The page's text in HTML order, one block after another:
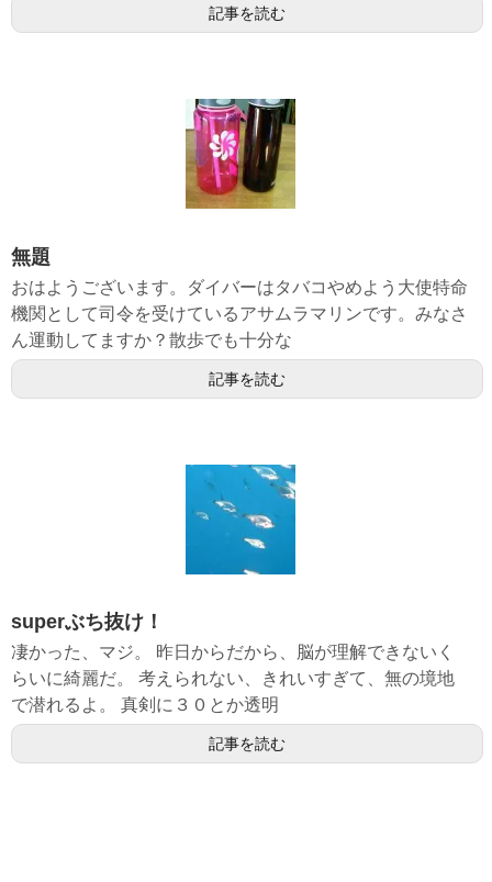
記事を読む
無題
おはようございます。ダイバーはタバコやめよう大使特命
機関として司令を受けているアサムラマリンです。みなさ
ん運動してますか？散歩でも十分な
記事を読む
superぶち抜け！
凄かった、マジ。 昨日からだから、脳が理解できないく
らいに綺麗だ。 考えられない、きれいすぎて、無の境地
で潜れるよ。 真剣に３０とか透明
記事を読む